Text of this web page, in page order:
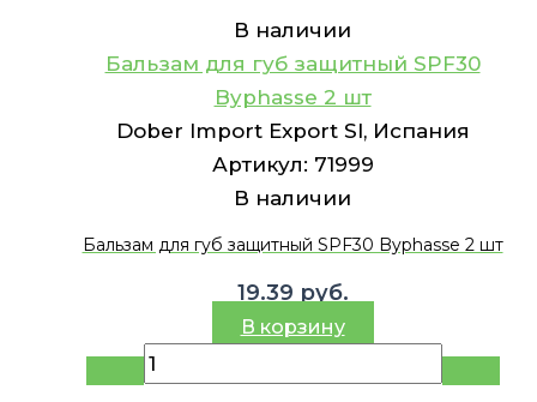
В наличии
Бальзам для губ защитный SPF30
Byphasse 2 шт
Dober Import Export Sl, Испания
Артикул: 71999
В наличии
Бальзам для губ защитный SPF30 Byphasse 2 шт
19.39 руб.
В корзину